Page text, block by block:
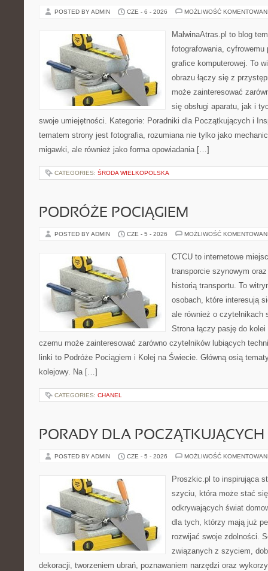
POSTED BY ADMIN CZE - 6 - 2026 MOŻLIWOŚĆ
MalwinaAtras.pl to blog
fotografowania, cyfrowemu
grafice komputerowej. To
obrazu łączy się z
może zainteresować
się obsługi aparatu, jak i
swoje umiejętności. Kategorie: Poradniki dla Początkujących i
tematem strony jest fotografia, rozumiana nie tylko jako
migawki, ale również jako forma opowiadania […]
CATEGORIES: ŚRODA WIELKOPOLSKA
PODRÓŻE POCIĄGIEM
POSTED BY ADMIN CZE - 5 - 2026 MOŻLIWOŚĆ
CTCU to internetowe
transporcie szynowym
historią transportu. To
osobach, które interesują
ale również o czytelnikach
Strona łączy pasję do
czemu może zainteresować zarówno czytelników lubiących
linki to Podróże Pociągiem i Kolej na Świecie. Główną osią
kolejowy. Na […]
CATEGORIES: CHANEL
PORADY DLA
POSTED BY ADMIN CZE - 5 - 2026 MOŻLIWOŚĆ
Proszkic.pl to inspirująca
szyciu, która może stać
odkrywających świat
dla tych, którzy mają już
rozwijać swoje zdolności.
związanych z szyciem,
dekoracji, tworzeniem ubrań, poznawaniem narzędzi oraz